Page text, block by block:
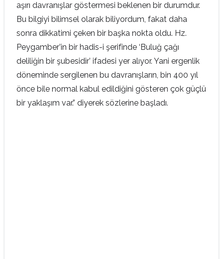
aşırı davranışlar göstermesi beklenen bir durumdur.
Bu bilgiyi bilimsel olarak biliyordum, fakat daha
sonra dikkatimi çeken bir başka nokta oldu. Hz.
Peygamber’in bir hadis-i şerifinde ‘Buluğ çağı
deliliğin bir şubesidir’ ifadesi yer alıyor. Yani ergenlik
döneminde sergilenen bu davranışların, bin 400 yıl
önce bile normal kabul edildiğini gösteren çok güçlü
bir yaklaşım var.” diyerek sözlerine başladı.